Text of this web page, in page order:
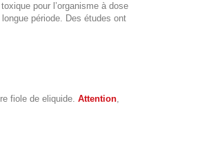
pour l’organisme à dose
période. Des études ont
fiole de eliquide. Attention,